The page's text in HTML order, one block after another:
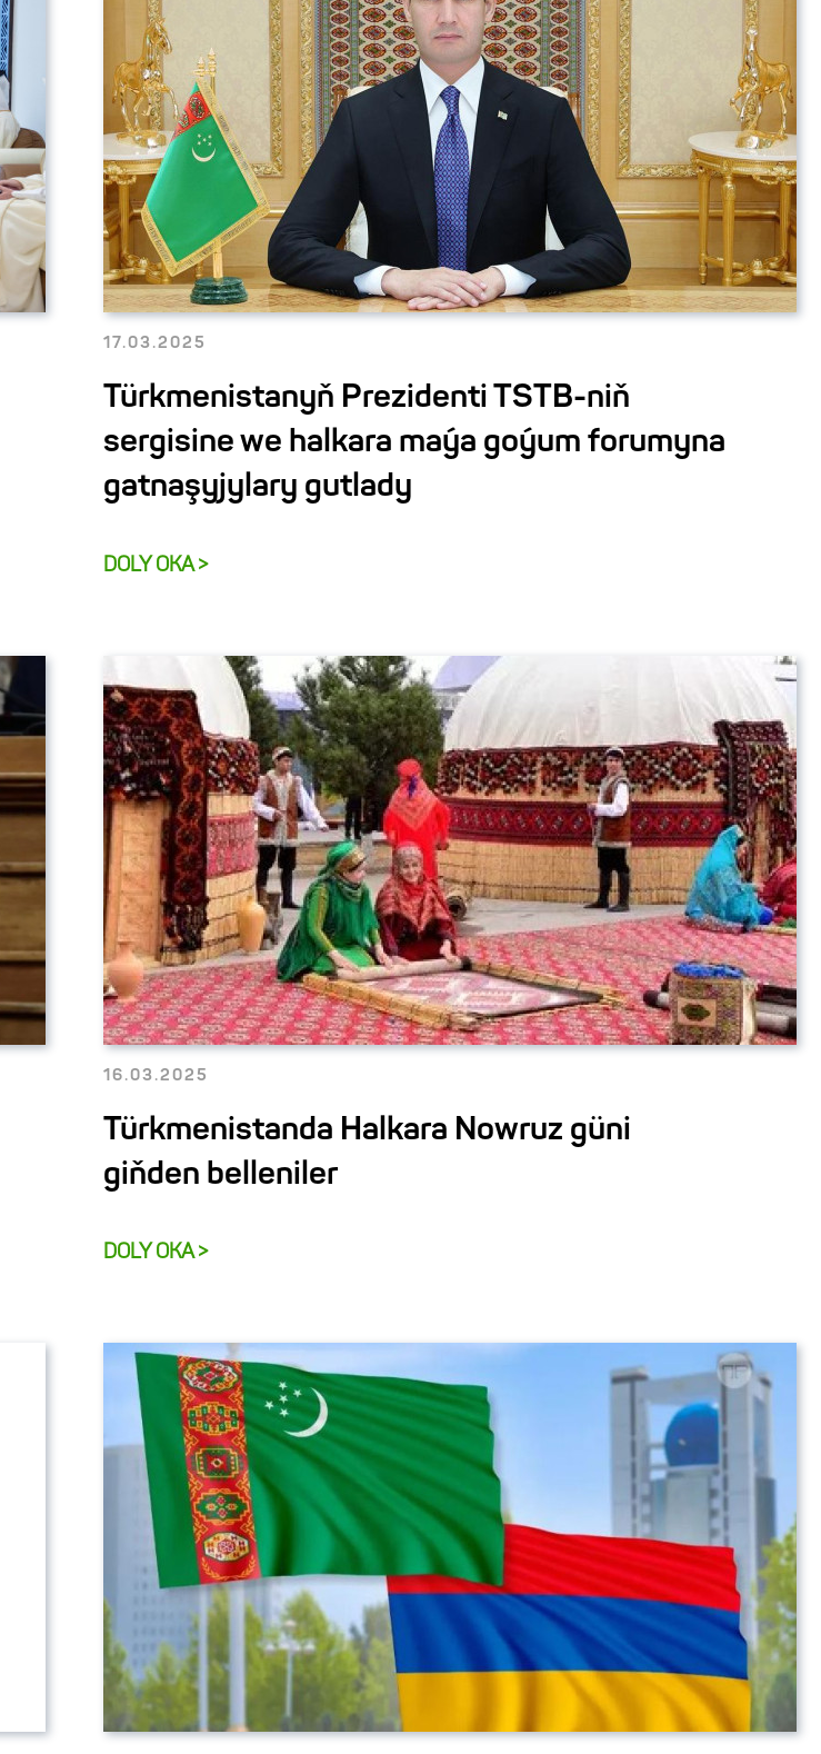
17.03.2025
Türkmenistanyň Prezidenti TSTB-niň
sergisine we halkara maýa goýum forumyna
gatnaşyjylary gutlady
DOLY OKA >
16.03.2025
Türkmenistanda Halkara Nowruz güni
giňden belleniler
DOLY OKA >